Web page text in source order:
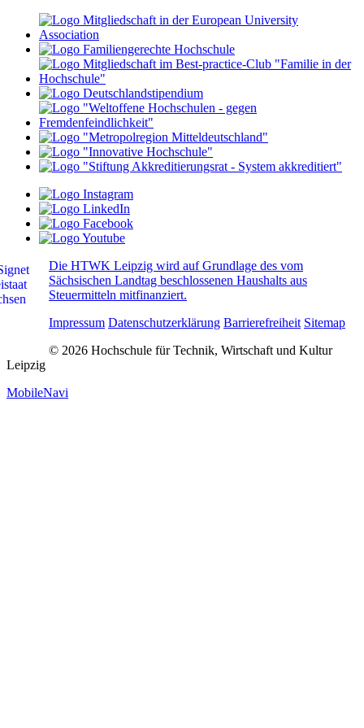
Die HTWK Leipzig wird auf Grundlage des vom
Sächsischen Landtag beschlossenen Haushalts aus
Steuermitteln mitfinanziert.
Impressum Datenschutzerklärung Barrierefreiheit Sitemap
© 2026 Hochschule für Technik, Wirtschaft und Kultur
Leipzig
MobileNavi